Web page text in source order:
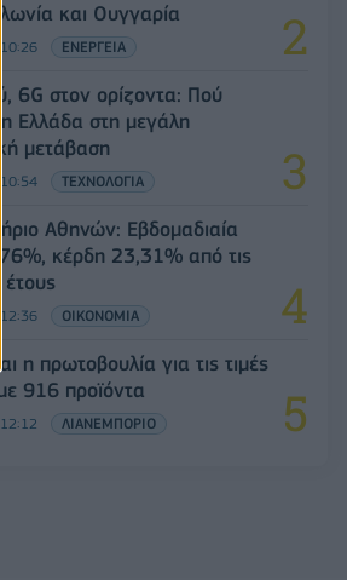
και Ουγγαρία
ΕΝΕΡΓΕΙΑ
6G στον ορίζοντα: Πού
η Ελλάδα στη μεγάλη
μετάβαση
ΤΕΧΝΟΛΟΓΙΑ
Αθηνών: Εβδομαδιαία
κέρδη 23,31% από τις
έτους
ΟΙΚΟΝΟΜΙΑ
η πρωτοβουλία για τις τιμές
916 προϊόντα
ΛΙΑΝΕΜΠΟΡΙΟ